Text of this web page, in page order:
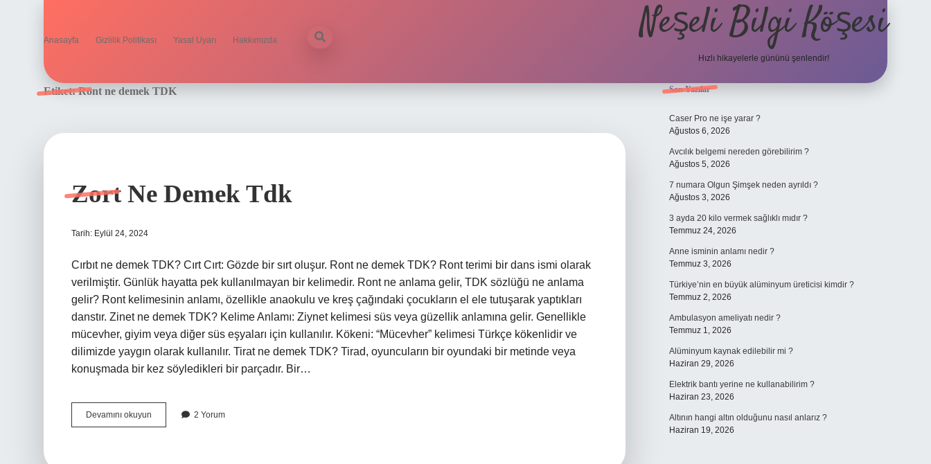
Anasayfa Gizlilik Politikası Yasal Uyarı Hakkımızda Neşeli Bilgi Köşesi
Hızlı hikayelerle gününü şenlendir!
Etiket:Ront ne demek TDK
Zort Ne Demek Tdk
Tarih: Eylül 24, 2024
Cırbıt ne demek TDK? Cırt Cırt: Gözde bir sırt oluşur. Ront ne demek TDK? Ront terimi bir dans ismi olarak
verilmiştir. Günlük hayatta pek kullanılmayan bir kelimedir. Ront ne anlama gelir, TDK sözlüğü ne anlama
gelir? Ront kelimesinin anlamı, özellikle anaokulu ve kreş çağındaki çocukların el ele tutuşarak yaptıkları
danstır. Zinet ne demek TDK? Kelime Anlamı: Ziynet kelimesi süs veya güzellik anlamına gelir. Genellikle
mücevher, giyim veya diğer süs eşyaları için kullanılır. Kökeni: “Mücevher” kelimesi Türkçe kökenlidir ve
dilimizde yaygın olarak kullanılır. Tirat ne demek TDK? Tirad, oyuncuların bir oyundaki bir metinde veya
konuşmada bir kez söyledikleri bir parçadır. Bir…
Devamını okuyun
Ne
2 Yorum
Sidebar
Son Yazılar
Caser Pro ne işe yarar ?
Ağustos 6, 2026
Avcılık belgemi nereden görebilirim ?
Ağustos 5, 2026
7 numara Olgun Şimşek neden ayrıldı ?
Ağustos 3, 2026
3 ayda 20 kilo vermek sağlıklı mıdır ?
Temmuz 24, 2026
Anne isminin anlamı nedir ?
Temmuz 3, 2026
Türkiye’nin en büyük alüminyum üreticisi kimdir ?
Temmuz 2, 2026
Ambulasyon ameliyatı nedir ?
Temmuz 1, 2026
Alüminyum kaynak edilebilir mi ?
Haziran 29, 2026
Elektrik bantı yerine ne kullanabilirim ?
Haziran 23, 2026
Altının hangi altın olduğunu nasıl anlarız ?
Haziran 19, 2026